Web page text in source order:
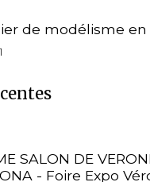
de modélisme
SALON DE
- Foire Expo